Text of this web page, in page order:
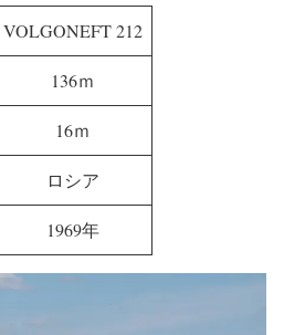
VOLGONEFT 212
136ｍ
16ｍ
ロシア
1969年